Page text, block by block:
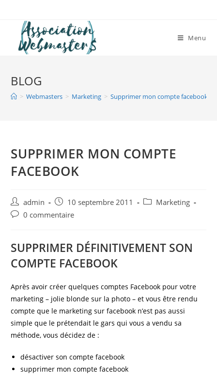
content
Menu
BLOG
> Webmasters > Marketing > Supprimer mon compte facebook
SUPPRIMER MON COMPTE
FACEBOOK
Auteur/autrice
de
admin
Post
published:
10 septembre 2011
PostMarketing
Post0 commentaire
SUPPRIMER DÉFINITIVEMENT SON
COMPTE FACEBOOK
Après avoir créer quelques comptes Facebook pour votre
marketing – jolie blonde sur la photo – et vous être rendu
compte que le marketing sur facebook n’est pas aussi
simple que le prétendait le gars qui vous a vendu sa
méthode, vous décidez de :
désactiver son compte facebook
supprimer mon compte facebook